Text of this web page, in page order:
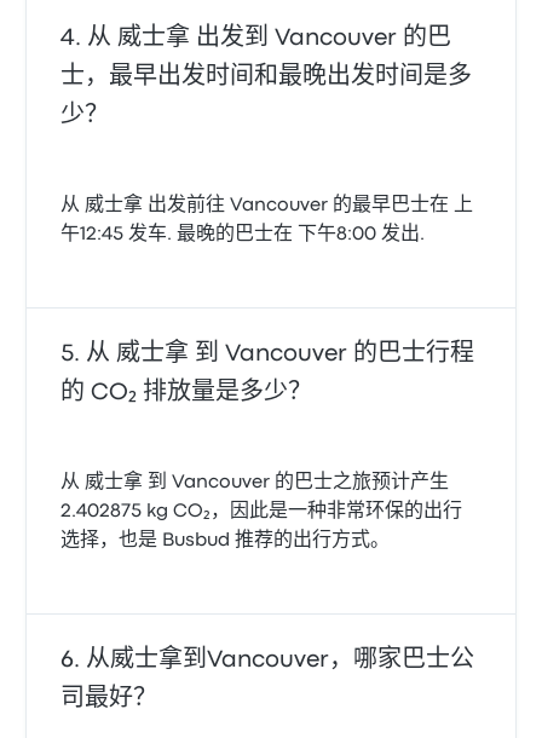
从 威士拿 出发到 Vancouver 的巴
士，最早出发时间和最晚出发时间是多
少？
从 威士拿 出发前往 Vancouver 的最早巴士在 上
午12:45 发车. 最晚的巴士在 下午8:00 发出.
从 威士拿 到 Vancouver 的巴士行程
的 CO₂ 排放量是多少？
从 威士拿 到 Vancouver 的巴士之旅预计产生
2.402875 kg CO₂，因此是一种非常环保的出行
选择，也是 Busbud 推荐的出行方式。
从威士拿到Vancouver，哪家巴士公
司最好？